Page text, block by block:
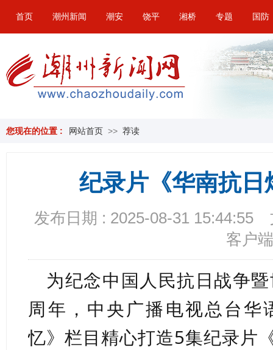
首页 潮州新闻 潮安 饶平 湘桥 专题 国防
您现在的位置 : 网站首页 >> 荐读
纪录片《华南抗
发布日期 : 2025-08-31 15:44:55
客户端
为纪念中国人民抗日战争
周年，中央广播电视总台华
忆》栏目精心打造5集纪录片